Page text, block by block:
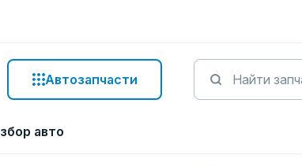
Автозапчасти
авто